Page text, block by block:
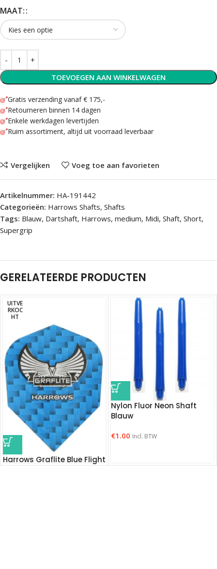
MAAT:
TOEVOEGEN AAN WINKELWAGEN
Gratis verzending vanaf € 175,-
Retourneren binnen 14 dagen
Enkele werkdagen levertijden
Ruim assortiment, altijd uit voorraad leverbaar
Vergelijken Voeg toe aan favorieten
Artikelnummer: HA-191442
Categorieën: Harrows Shafts, Shafts
Tags: Blauw, Dartshaft, Harrows, medium, Midi, Shaft, Short,
Supergrip
GERELATEERDE PRODUCTEN
UITVE
RKOC
HT
Harrows Graflite Blue Flight
Nylon Fluor Neon Shaft
Blauw
€1.00 Incl. BTW